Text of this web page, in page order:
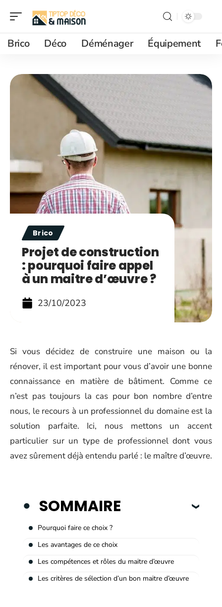
Brico Déco Déménager Équipement
Brico
Projet de construction
: pourquoi faire appel
à un maitre d’œuvre ?
23/10/2023
Si vous décidez de construire une maison ou la
rénover, il est important pour vous d’avoir une bonne
connaissance en matière de bâtiment. Comme ce
n’est pas toujours la cas pour bon nombre d’entre
nous, le recours à un professionnel du domaine est la
solution parfaite. Ici, nous mettons un accent
particulier sur un type de professionnel dont vous
avez sûrement déjà entendu parlé : le maître d’œuvre.
SOMMAIRE
Pourquoi faire ce choix ?
Les avantages de ce choix
Les compétences et rôles du maitre d’œuvre
Les critères de sélection d’un bon maitre d’œuvre